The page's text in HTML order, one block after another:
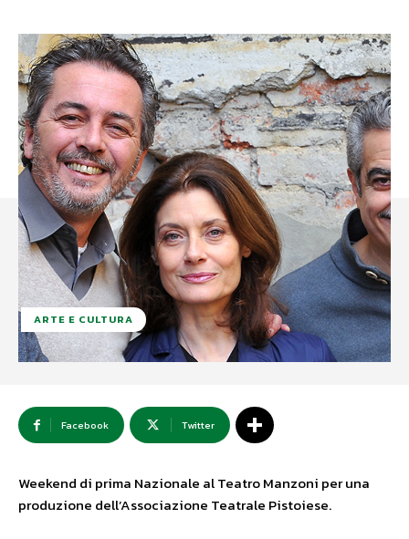
ARTE E CULTURA
Facebook Twitter
Weekend di prima Nazionale al Teatro Manzoni per una
produzione dell’Associazione Teatrale Pistoiese.